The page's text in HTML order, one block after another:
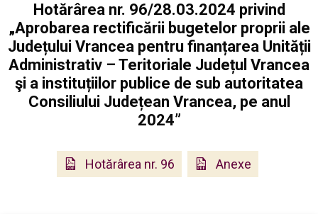
Hotărârea nr. 96/28.03.2024 privind
„Aprobarea rectificării bugetelor proprii ale
Județului Vrancea pentru finanțarea Unității
Administrativ – Teritoriale Județul Vrancea
şi a instituțiilor publice de sub autoritatea
Consiliului Județean Vrancea, pe anul
2024”
Hotărârea nr. 96 Anexe